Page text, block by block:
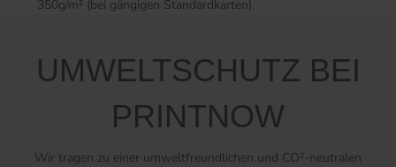
350g/m² (bei gängigen Standardkarten).
UMWELTSCHUTZ BEI
PRINTNOW
Wir tragen zu einer umweltfreundlichen und CO²-neutralen